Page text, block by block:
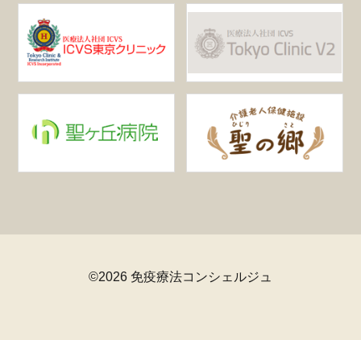
©2026 免疫療法コンシェルジュ